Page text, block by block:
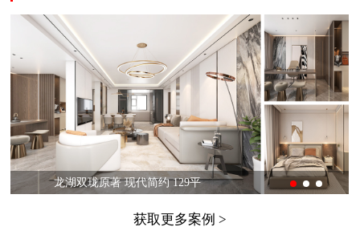
龙湖双珑原著 现代简约 129平
获取更多案例 >